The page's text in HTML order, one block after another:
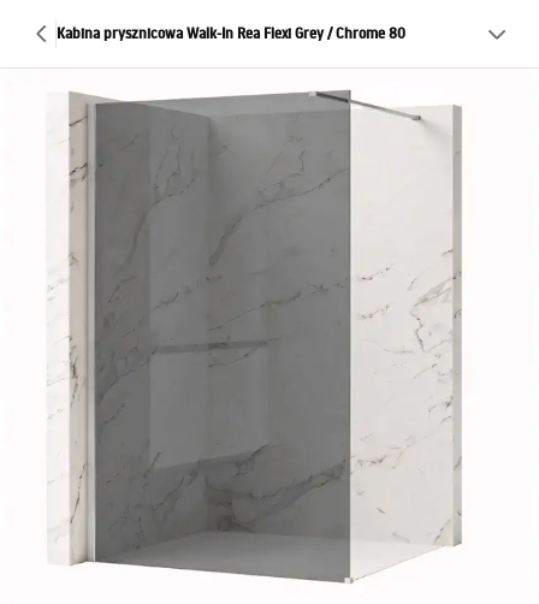
Kabina prysznicowa Walk-In Rea Flexi Grey / Chrome 80